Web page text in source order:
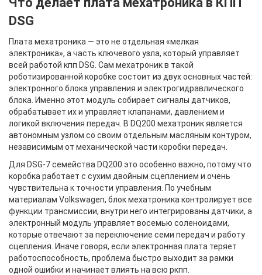
DSG
Плата мехатроника — это не отдельная «мелкая
электроника», а часть ключевого узла, который управляет
всей работой кпп DSG. Сам мехатроник в такой
роботизированной коробке состоит из двух основных частей:
электронного блока управления и электрогидравлического
блока. Именно этот модуль собирает сигналы датчиков,
обрабатывает их и управляет клапанами, давлением и
логикой включения передач. В DQ200 мехатроник является
автономным узлом со своим отдельным масляным контуром,
независимым от механической части коробки передач.
Для DSG-7 семейства DQ200 это особенно важно, потому что
коробка работает с сухим двойным сцеплением и очень
чувствительна к точности управления. По учебным
материалам Volkswagen, блок мехатроника контролирует все
функции трансмиссии, внутри него интегрированы датчики, а
электронный модуль управляет восемью соленоидами,
которые отвечают за переключение семи передач и работу
сцепления. Иначе говоря, если электронная плата теряет
работоспособность, проблема быстро выходит за рамки
одной ошибки и начинает влиять на всю ркпп.